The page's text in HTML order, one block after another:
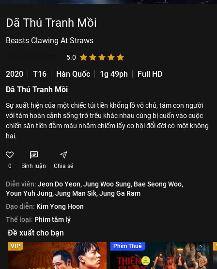
Dã Thú Tranh Mồi
Beasts Clawing At Straws
5.0
2020 T16 Hàn Quốc 1g 49ph
Full HD
Dã Thú Tranh Mồi
Sự xuất hiện của một chiếc túi tiền khổng lồ vô chủ, tám con người
với tám hoàn cảnh sống trớ trêu khác nhau cùng bị cuốn vào cuộc
chiến săn tiền đẫm máu nhằm chiếm lấy cơ hội đổi đời có một không
hai.
0 Bình luận Chia sẻ
Diễn viên: Jeon Do Yeon,Jung Woo Sung, Bae Seong Woo,
Youn Yuh Jung,Jung Man Sik,Jung Ga Ram
Đạo diễn: Kim Yong Hoon
Thể loại: Phim tâm lý
Đề xuất cho bạn
VIP Phim Thuê